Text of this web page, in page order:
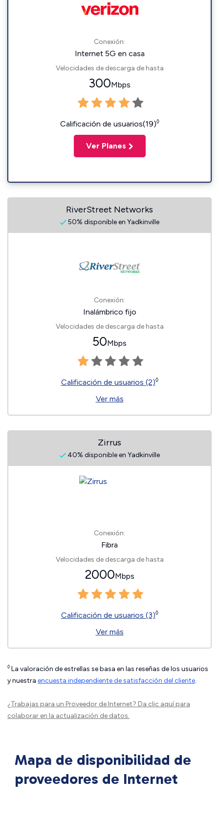
Conexión:
Internet 5G en casa
Velocidades de descarga de hasta
300Mbps
Calificación de usuarios(19)◊
Ver Planes
RiverStreet Networks
50% disponible en Yadkinville
Conexión:
Inalámbrico fijo
Velocidades de descarga de hasta
50Mbps
Calificación de usuarios (2)◊
Ver más
Zirrus
40% disponible en Yadkinville
Conexión:
Fibra
Velocidades de descarga de hasta
2000Mbps
Calificación de usuarios (3)◊
Ver más
◊ La valoración de estrellas se basa en las reseñas de los usuarios
y nuestra encuesta independiente de satisfacción del cliente.
¿Trabajas para un Proveedor de Internet? Da clic aquípara
colaborar en la actualización de datos.
Mapa de disponibilidad de
proveedores de Internet